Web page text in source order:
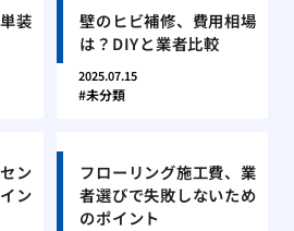
装
壁のヒビ補修、費用相場
は？DIYと業者比較
2025.07.15
未分類
ン
ン
フローリング施工費、業
者選びで失敗しないため
のポイント